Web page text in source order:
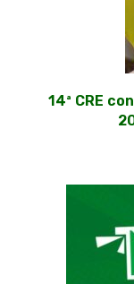
14ª CRE